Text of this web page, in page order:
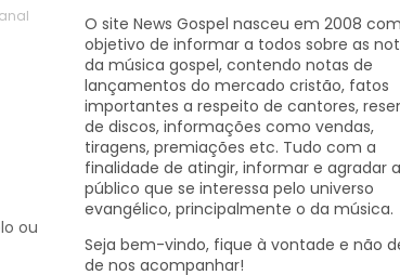
ou
O site News Gospel nasceu em 2008
objetivo de informar a todos sobre as
da música gospel, contendo notas de
lançamentos do mercado cristão, fatos
importantes a respeito de cantores,
de discos, informações como vendas,
tiragens, premiações etc. Tudo com a
finalidade de atingir, informar e agradar
público que se interessa pelo universo
evangélico, principalmente o da música.
Seja bem-vindo, fique à vontade e não
de nos acompanhar!